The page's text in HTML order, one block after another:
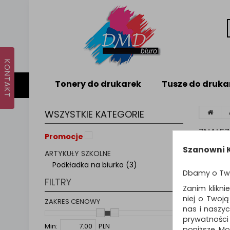
Tonery do drukarek Tusze do
WSZYSTKIE KATEGORIE
Promocje
ARTYKUŁY SZKOLNE
Podkładka na biurko (3)
FILTRY
ZAKRES CENOWY
Min:
PLN
Biurko
biurka
Szanowni
Dbamy o
Zanim
niej o
nas i